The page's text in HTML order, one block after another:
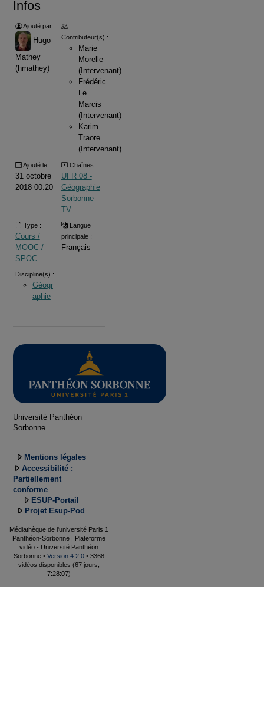
Infos
Ajouté par :
Hugo
Mathey
(hmathey)
Contributeur(s) :
Marie
Morelle
(Intervenant)
Frédéric
Le
Marcis
(Intervenant)
Karim
Traore
(Intervenant)
Ajouté le :
31 octobre
2018 00:20
Chaînes :
UFR 08 -
Géographie
Sorbonne
TV
Type :
Cours /
MOOC /
SPOC
Langue
principale :
Français
Discipline(s) :
Géogr
aphie
Université Panthéon
Sorbonne
Mentions légales
Accessibilité :
Partiellement
conforme
ESUP-Portail
Projet Esup-Pod
Médiathèque de l'université Paris 1
Panthéon-Sorbonne | Plateforme
vidéo - Université Panthéon
Sorbonne • Version 4.2.0 • 3368
vidéos disponibles (67 jours,
7:28:07)